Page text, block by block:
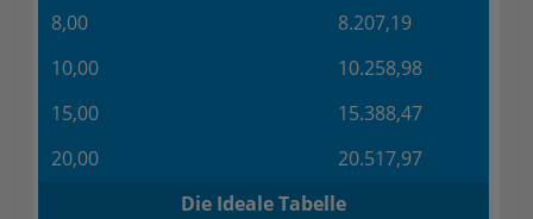
8,00
8.207,19
10,00
10.258,98
15,00
15.388,47
20,00
20.517,97
Die Ideale Tabelle